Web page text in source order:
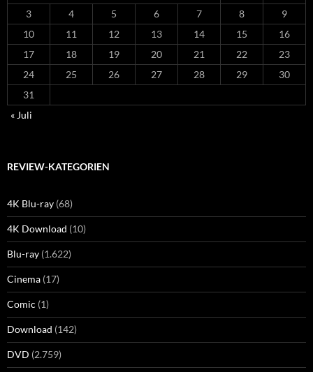
3
4 5 6 7 8
9
10
11 12 13 14 15
16
17
18 19 20 21 22
23
24
25 26 27 28 29
30
31
« Juli
REVIEW-KATEGORIEN
4K Blu-ray (68)
4K Download (10)
Blu-ray (1.622)
Cinema (17)
Comic (1)
Download (142)
DVD (2.759)